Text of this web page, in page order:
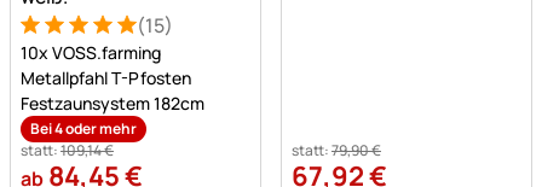
Bewertung: 5 von 5 (15 Bewertungen)
15 Bewertungen
(15)
10x VOSS.farming
Metallpfahl T-Pfosten
Festzaunsystem 182cm
Bei 4 oder mehr
statt:109,14€
ab 84,45€
statt:79,90€
67,92€